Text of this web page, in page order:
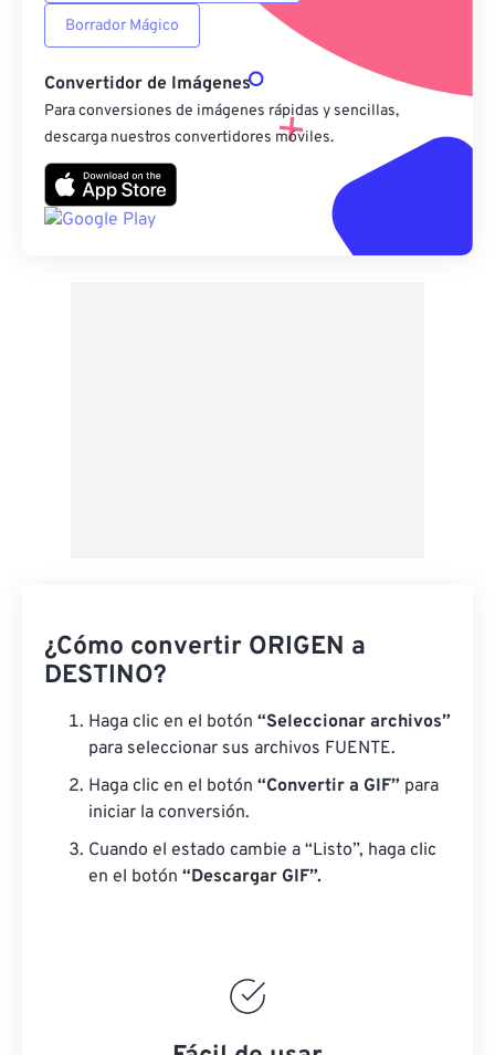
Borrador Mágico
Convertidor de Imágenes
Para conversiones de imágenes rápidas y sencillas,
descarga nuestros convertidores móviles.
¿Cómo convertir ORIGEN a
DESTINO?
Haga clic en el botón “Seleccionar archivos”
para seleccionar sus archivos FUENTE.
Haga clic en el botón “Convertir a GIF” para
iniciar la conversión.
Cuando el estado cambie a “Listo”, haga clic
en el botón “Descargar GIF”.